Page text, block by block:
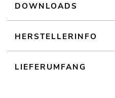
DOWNLOADS
HERSTELLERINFO
LIEFERUMFANG